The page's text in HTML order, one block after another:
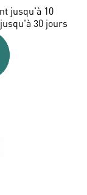
jusqu'à 10
30 jours